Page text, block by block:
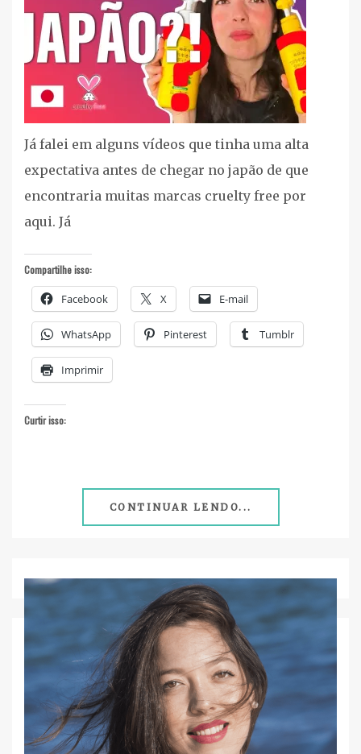
Youtube
Já falei em alguns vídeos que tinha uma alta
expectativa antes de chegar no japão de que
encontraria muitas marcas cruelty free por
aqui. Já
Compartilhe isso:
Facebook X E-mail
WhatsApp Pinterest Tumblr
Imprimir
Curtir isso:
CONTINUAR LENDO...